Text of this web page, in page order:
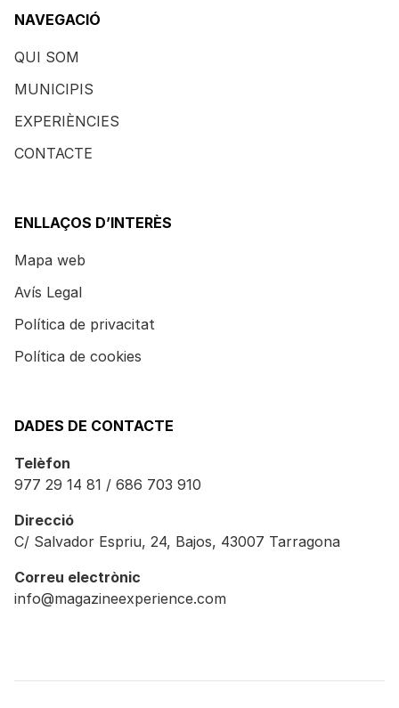
NAVEGACIÓ
QUI SOM
MUNICIPIS
EXPERIÈNCIES
CONTACTE
ENLLAÇOS D’INTERÈS
Mapa web
Avís Legal
Política de privacitat
Política de cookies
DADES DE CONTACTE
Telèfon
977 29 14 81 / 686 703 910
Direcció
C/ Salvador Espriu, 24, Bajos, 43007 Tarragona
Correu electrònic
info@magazineexperience.com